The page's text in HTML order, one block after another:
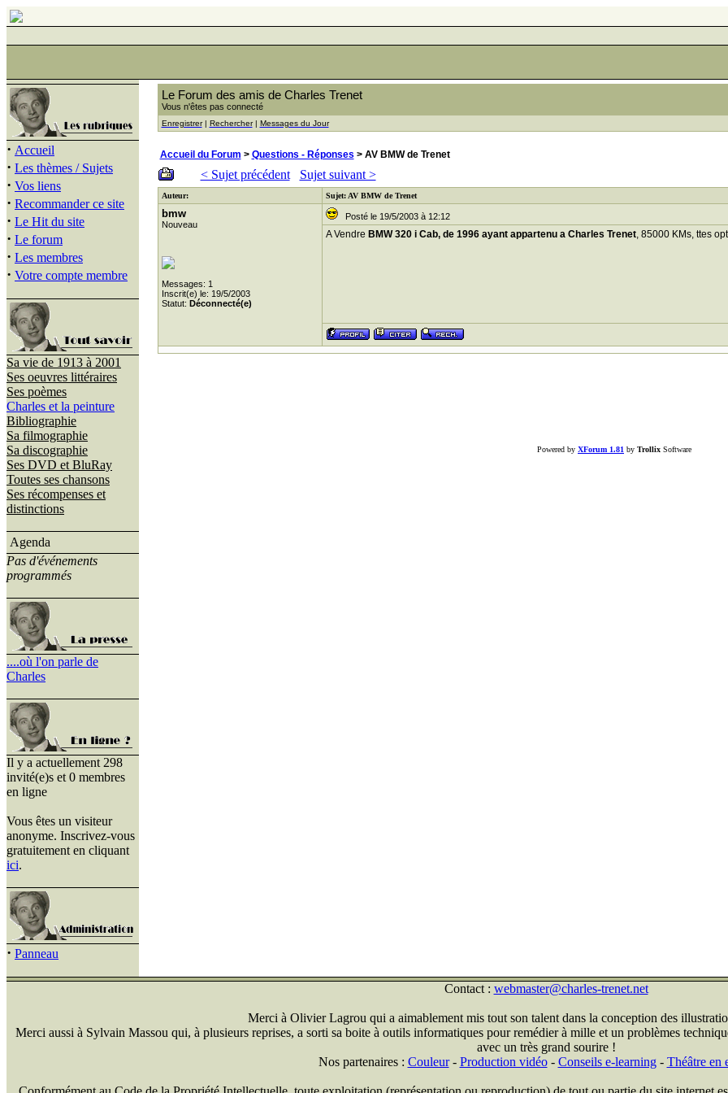
· Accueil
· Les thèmes / Sujets
· Vos liens
· Recommander ce site
· Le Hit du site
· Le forum
· Les membres
· Votre compte membre
Sa vie de 1913 à 2001
Ses oeuvres littéraires
Ses poèmes
Charles et la peinture
Bibliographie
Sa filmographie
Sa discographie
Ses DVD et BluRay
Toutes ses chansons
Ses récompenses et
distinctions
Agenda
Pas d'événements
programmés
....où l'on parle de
Charles
Il y a actuellement 298
invité(e)s et 0 membres
en ligne
Vous êtes un visiteur
anonyme. Inscrivez-vous
gratuitement en cliquant
ici.
· Panneau
Le Forum des amis de Charles Trenet
Vous n'êtes pas connecté
Enregistrer| Rechercher| Messages du Jour
Accueil du Forum > Questions - Réponses > AV BMW de Trenet
< Sujet précédent Sujet suivant >
Auteur: Sujet: AV BMW de Trenet
bmw
Nouveau
Messages: 1
Inscrit(e) le: 19/5/2003
Statut: Déconnecté(e)
Posté le 19/5/2003 à 12:12
A Vendre BMW 320 i Cab, de 1996 ayant appartenu a Charles Trenet, 85000 KMs, ttes
Powered by XForum 1.81 by Trollix Software
Contact : webmaster@charles-trenet.net
Merci à Olivier Lagrou qui a aimablement mis tout son talent dans la conception des
Merci aussi à Sylvain Massou qui, à plusieurs reprises, a sorti sa boite à outils informatiques pour remédier à mille et un problèmes
avec un très grand sourire !
Nos partenaires : Couleur- Production vidéo- Conseils e-learning- Théâtre en